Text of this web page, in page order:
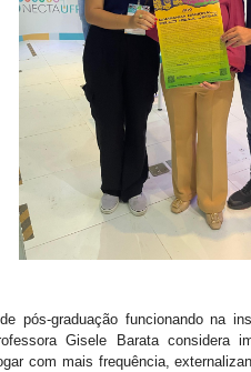
pós-graduação funcionando na
Gisele Barata considera
com mais frequência,